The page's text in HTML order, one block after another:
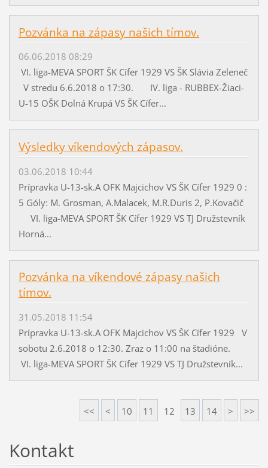
Pozvánka na zápasy našich tímov.
06.06.2018 08:29
VI. liga-MEVA SPORT ŠK Cífer 1929 VS ŠK Slávia Zeleneč
V stredu 6.6.2018 o 17:30. IV. liga - RUBBEX-Žiaci-
U-15 OŠK Dolná Krupá VS ŠK Cífer...
Výsledky víkendových zápasov.
03.06.2018 10:44
Prípravka U-13-sk.A OFK Majcichov VS ŠK Cífer 1929 0 :
5 Góly: M. Grosman, A.Malacek, M.R.Duris 2, P.Kovačič
VI. liga-MEVA SPORT ŠK Cífer 1929 VS TJ Družstevník
Horná...
Pozvánka na víkendové zápasy našich
tímov.
31.05.2018 11:54
Prípravka U-13-sk.A OFK Majcichov VS ŠK Cífer 1929 V
sobotu 2.6.2018 o 12:30. Zraz o 11:00 na štadióne.
VI. liga-MEVA SPORT ŠK Cífer 1929 VS TJ Družstevník...
<< < 10 11 12 13 14 > >>
Kontakt